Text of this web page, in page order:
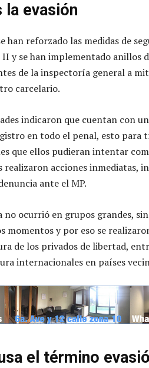
la evasión
han reforzado las medidas de
y se han implementado anillos
de la inspectoría general a
carcelario.
indicaron que cuentan con
en todo el penal, esto para
que ellos pudieran intentar
realizaron acciones inmediatas,
ante el MP.
no ocurrió en grupos grandes,
momentos y por eso se
de los privados de libertad,
internacionales en países
el término